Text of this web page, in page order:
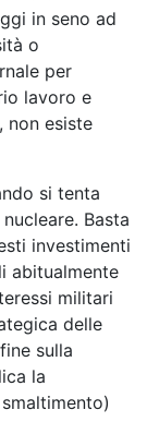
in seno ad
o
per
lavoro e
non esiste
si tenta
nucleare. Basta
investimenti
abitualmente
militari
delle
sulla
la